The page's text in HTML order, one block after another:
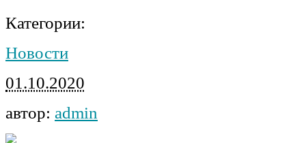
Категории:
Новости
01.10.2020
автор: admin